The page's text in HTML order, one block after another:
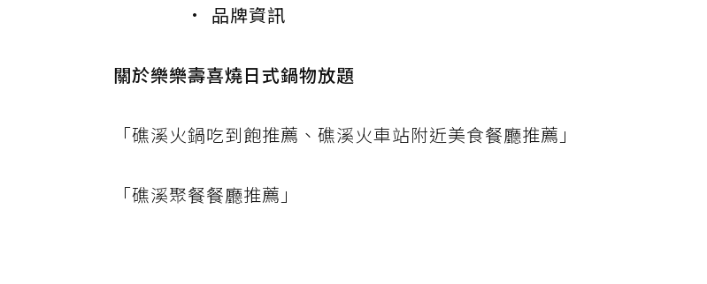
品牌資訊
關於樂樂壽喜燒日式鍋物放題
「礁溪火鍋吃到飽推薦、礁溪火車站附近美食餐廳推薦」
「礁溪聚餐餐廳推薦」